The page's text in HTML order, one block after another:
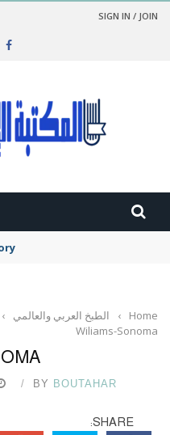
SIGN IN / JOIN
of islam
Home
› الطبخ العربي والعالمي ›
Wiliams-Sonoma
BY BOUTAHAR
SHARE: